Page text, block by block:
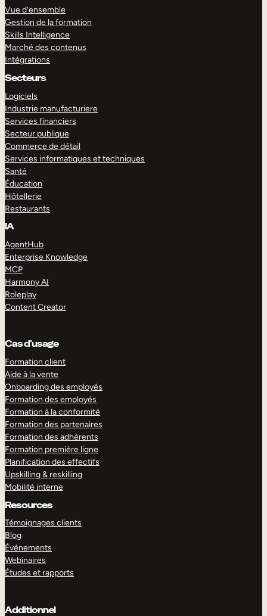
Vue d’ensemble
Gestion de la formation
Skills Intelligence
Marché des contenus
Intégrations
Secteurs
Logiciels
Industrie manufacturiere
Services financiers
Secteur publique
Commerce de détail
Services informatiques et techniques
Santé
Éducation
Hôtellerie
Restaurants
IA
AgentHub
Enterprise Knowledge
MCP
Harmony AI
Roleplay
Content Creator
Cas d’usage
Formation client
Aide à la vente
Onboarding des employés
Formation des employés
Formation à la conformité
Formation des partenaires
Formation des adhérents
Formation première ligne
Planification des effectifs
Upskilling & reskilling
Mobilité interne
Resources
Témoignages clients
Blog
Événements
Webinaires
Études et rapports
Additionnel